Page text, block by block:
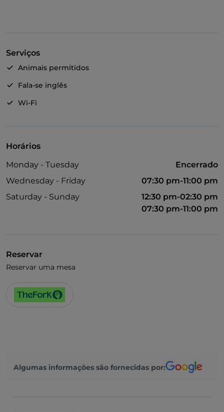
Serviços
Animais permitidos
Fala-se inglês
Wi-Fi
Horários
Monday - Tuesday
Encerrado
Wednesday - Friday
07:30 pm-11:00 pm
Saturday - Sunday
12:30 pm-02:30 pm
07:30 pm-11:00 pm
Reservar
Reservar uma mesa
Algumas informações são fornecidas por: